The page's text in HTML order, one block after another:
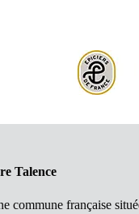
Talence
commune française